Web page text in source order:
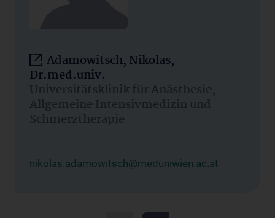
Adamowitsch, Nikolas,
Dr.med.univ.
Universitätsklinik für Anästhesie,
Allgemeine Intensivmedizin und
Schmerztherapie
nikolas.adamowitsch@meduniwien.ac.at